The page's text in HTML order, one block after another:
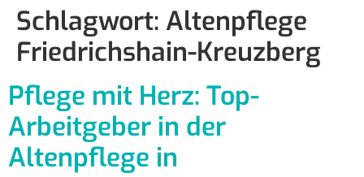
Schlagwort: Altenpflege
Friedrichshain-Kreuzberg
Pflege mit Herz: Top-
Arbeitgeber in der
Altenpflege in